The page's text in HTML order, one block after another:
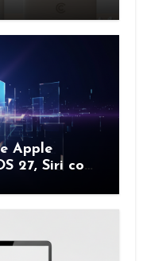
Apple
27, Siri con